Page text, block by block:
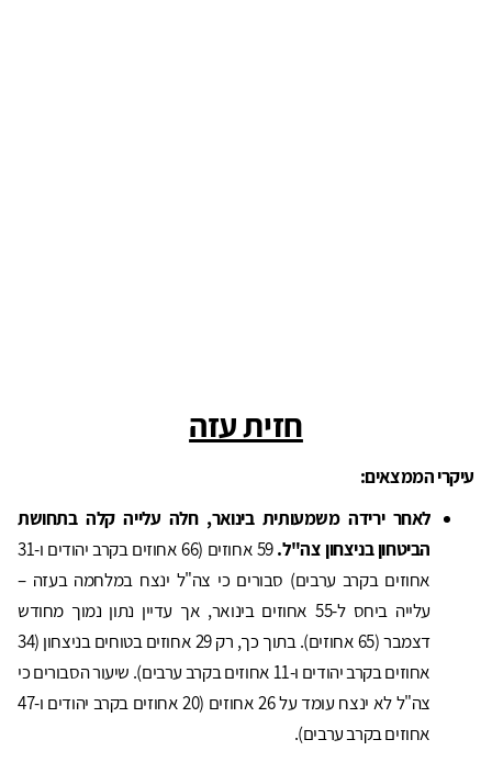
חזית עזה
עיקרי הממצאים:
לאחר ירידה משמעותית בינואר, חלה עלייה קלה בתחושת
הביטחון בניצחון צה"ל.
59 אחוזים (66 אחוזים בקרב יהודים ו-31
אחוזים בקרב ערבים) סבורים כי צה"ל ינצח במלחמה בעזה –
עלייה ביחס ל-55 אחוזים בינואר, אך עדיין נתון נמוך מחודש
דצמבר (65 אחוזים). בתוך כך, רק 29 אחוזים בטוחים בניצחון (34
אחוזים בקרב יהודים ו-11 אחוזים בקרב ערבים). שיעור הסבורים כי
צה"ל לא ינצח עומד על 26 אחוזים (20 אחוזים בקרב יהודים ו-47
אחוזים בקרב ערבים).